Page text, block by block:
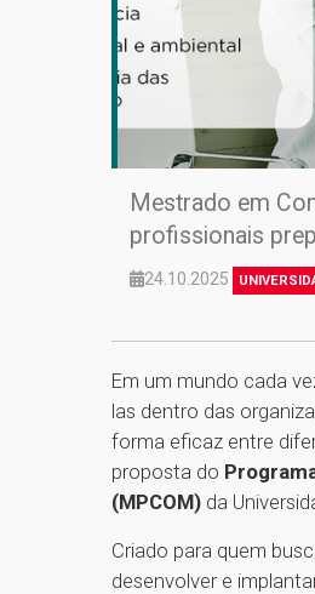
Mestrado em
profissionais
24.10.2025
Em um mundo cada
las dentro das
forma eficaz entre
proposta do
(MPCOM) da
Criado para quem
desenvolver e